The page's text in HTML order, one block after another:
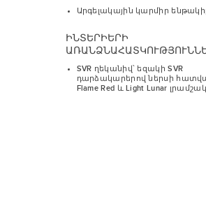
Արգելակային կարմիր
ԻՆՏԵՐԻԵՐԻ
SVR ղեկանիվ՝ եզակի SVR
դարձակարերով ներսի
Flame Red և Light Lunar